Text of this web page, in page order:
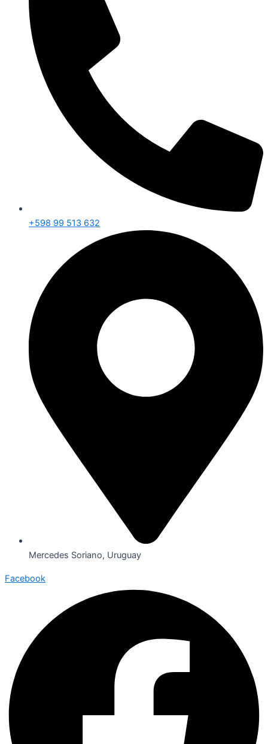
+598 99 513 632
Mercedes Soriano, Uruguay
Facebook